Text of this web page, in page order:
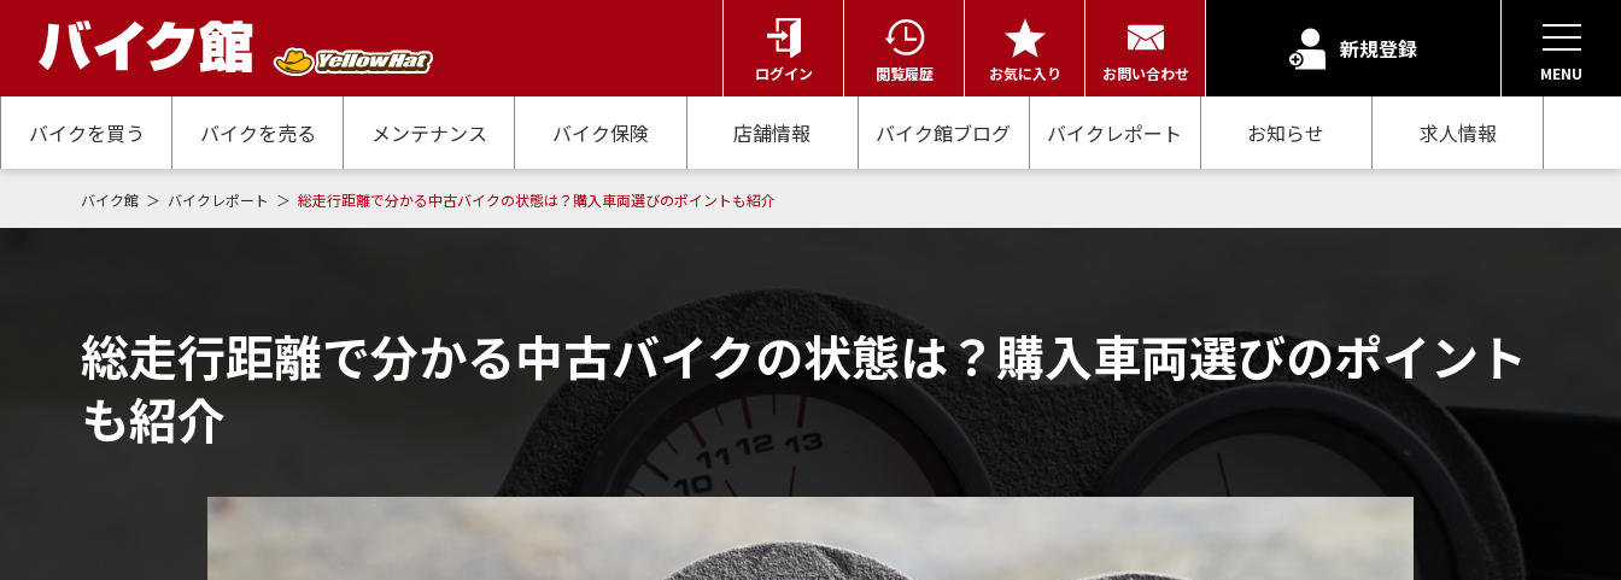
ログイン 閲覧履歴 お気に入り お問い合わせ
新規登録
MENU
バイクを買う バイクを売る メンテナンス バイク保険 店舗情報 バイク館ブログ バイクレポート お知らせ 求人情報
バイク館 バイクレポート 総走行距離で分かる中古バイクの状態は？購入車両選びのポイントも紹介
総走行距離で分かる中古バイクの状態は？購入車両選びのポイント
も紹介